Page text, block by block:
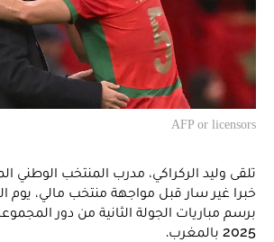
AFP or licensors
تلقى وليد الركراكي، مدرب المنتخب الوطني
خبرا غير سار قبل مواجهة منتخب مالي، يوم
برسم مباريات الجولة الثانية من دور
2025 بالمغرب.